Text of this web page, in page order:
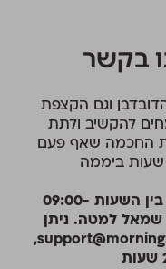
בקשר
וגם הקצפת
להקשיב ולתת
החכמה שאף פעם
צ׳אט זמין ואנושי בימים א׳ -ה׳ בין השעות 09:00-
שמאל למטה. ניתן
לפנות גם במייל אל הכתובת support@morning.co,